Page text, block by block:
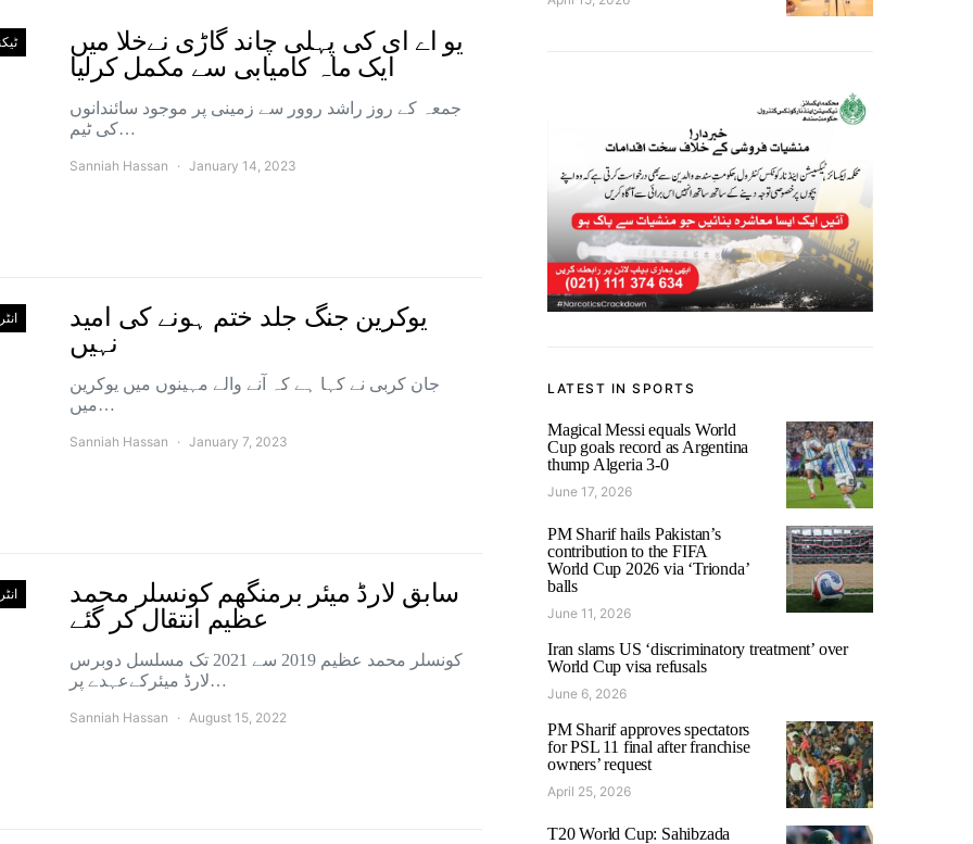
یو اے ای کی پہلی چاند گاڑی نےخلا میں
ایک ماہ کامیابی سے مکمل کرلیا
جمعہ کے روز راشد روور سے زمینی پر موجود سائندانوں
کی ٹیم…
Sanniah Hassan January 14, 2023
یوکرین جنگ جلد ختم ہونے کی امید
نہیں
جان کربی نے کہا ہے کہ آنے والے مہینوں میں یوکرین
میں…
Sanniah Hassan January 7, 2023
سابق لارڈ میئر برمنگھم کونسلر محمد
عظیم انتقال کر گئے
کونسلر محمد عظیم 2019 سے 2021 تک مسلسل دوبرس
لارڈ میئرکےعہدے پر…
Sanniah Hassan August 15, 2022
LATEST IN SPORTS
Magical Messi equals World
Cup goals record as Argentina
thump Algeria 3-0
June 17, 2026
PM Sharif hails Pakistan’s
contribution to the FIFA
World Cup 2026 via ‘Trionda’
balls
June 11, 2026
Iran slams US ‘discriminatory treatment’ over
World Cup visa refusals
June 6, 2026
PM Sharif approves spectators
for PSL 11 final after franchise
owners’ request
April 25, 2026
T20 World Cup: Sahibzada